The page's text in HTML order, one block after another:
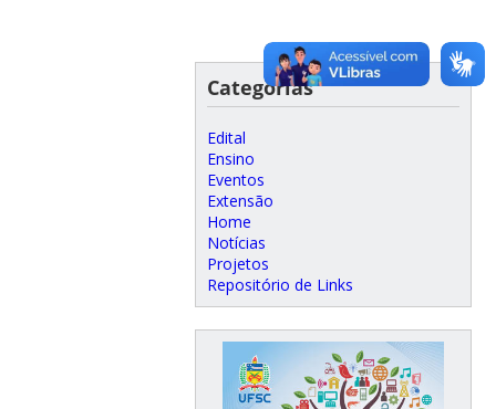
Categorias
Edital
Ensino
Eventos
Extensão
Home
Notícias
Projetos
Repositório de Links